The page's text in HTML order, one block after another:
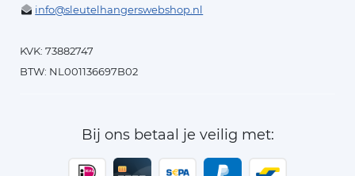
info@sleutelhangerswebshop.nl
KVK: 73882747
BTW: NL001136697B02
Bij ons betaal je veilig met: